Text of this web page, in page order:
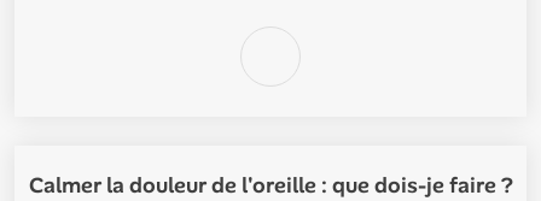
Calmer la douleur de l'oreille : que dois-je faire ?